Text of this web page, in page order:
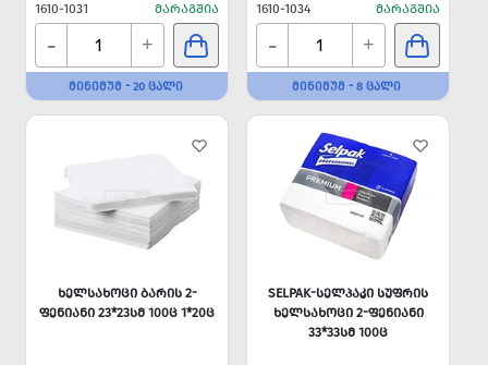
1610-1031 ᲛᲐᲠᲐᲒᲨᲘᲐ
- +
ᲛᲘᲜᲘᲛᲣᲛ - 20 ᲪᲐᲚᲘ
1610-1034 ᲛᲐᲠᲐᲒᲨᲘᲐ
- +
ᲛᲘᲜᲘᲛᲣᲛ - 8 ᲪᲐᲚᲘ
ᲮᲔᲚᲡᲐᲮᲝᲪᲘ ᲑᲐᲠᲘᲡ 2-
ᲤᲔᲜᲘᲐᲜᲘ 23*23ᲡᲛ 100Ც 1*20Ც
SELPAK-ᲡᲔᲚᲞᲐᲙᲘ ᲡᲣᲤᲠᲘᲡ
ᲮᲔᲚᲡᲐᲮᲝᲪᲘ 2-ᲤᲔᲜᲘᲐᲜᲘ
33*33ᲡᲛ 100Ც